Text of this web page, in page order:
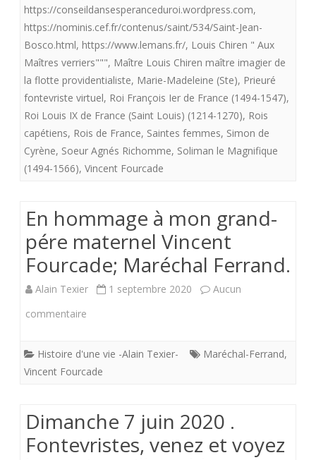
«
Maîtres
verriers”.»
https://conseildansesperanceduroi.wordpress.com,
https://nominis.cef.fr/contenus/saint/534/Saint-Jean-
Bosco.html, https://www.lemans.fr/, Louis Chiren " Aux
Maîtres verriers""", Maître Louis Chiren maître imagier de
la flotte providentialiste, Marie-Madeleine (Ste), Prieuré
fontevriste virtuel, Roi François Ier de France (1494-1547),
Roi Louis IX de France (Saint Louis) (1214-1270), Rois
capétiens, Rois de France, Saintes femmes, Simon de
Cyrène, Soeur Agnés Richomme, Soliman le Magnifique
(1494-1566), Vincent Fourcade
En hommage à mon grand-
pére maternel Vincent
Fourcade; Maréchal Ferrand.
Alain Texier 1 septembre 2020
Aucun
commentaire
mon
grand-
Histoire d'une vie -Alain Texier- Maréchal-Ferrand,
Vincent Fourcade
Dimanche 7 juin 2020 .
Fontevristes, venez et voyez